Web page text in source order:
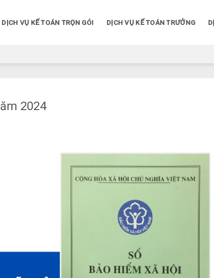
DỊCH VỤ KẾ TOÁN TRỌN GÓI DỊCH VỤ KẾ TOÁN TRƯỞNG
2024